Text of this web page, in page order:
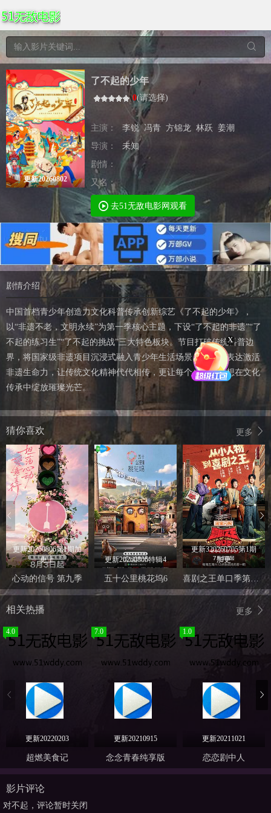
更新20260802
了不起的少年
0(请选择)
主演： 李锐 冯青 方锦龙 林跃 姜潮
导演：
未知
剧情：
又名：
去51无敌电影网观看
剧情介绍
中国首档青少年创造力文化科普传承创新综艺《了不起的少年》，
以“非遗不老，文明永续”为第一季核心主题，下设“了不起的非遗”“了
不起的练习生”“了不起的挑战”三大特色板块。节目打破传统科普边
界，将国家级非遗项目沉浸式融入青少年生活场景，用创新表达激活
非遗生命力，让传统文化精神代代相传，更让每个少年的梦想在文化
传承中绽放璀璨光芒。
更多
猜你喜欢
更新20260806第1期加
更上
心动的信号 第九季
更新20260806特辑4
五十公里桃花坞6
更新320260705第1期
加更
喜剧之王单口季第三季
更多
相关热播
4.0
更新20220203
超燃美食记
7.0
更新20210915
念念青春纯享版
1.0
更新20211021
恋恋剧中人
影片评论
对不起，评论暂时关闭
X